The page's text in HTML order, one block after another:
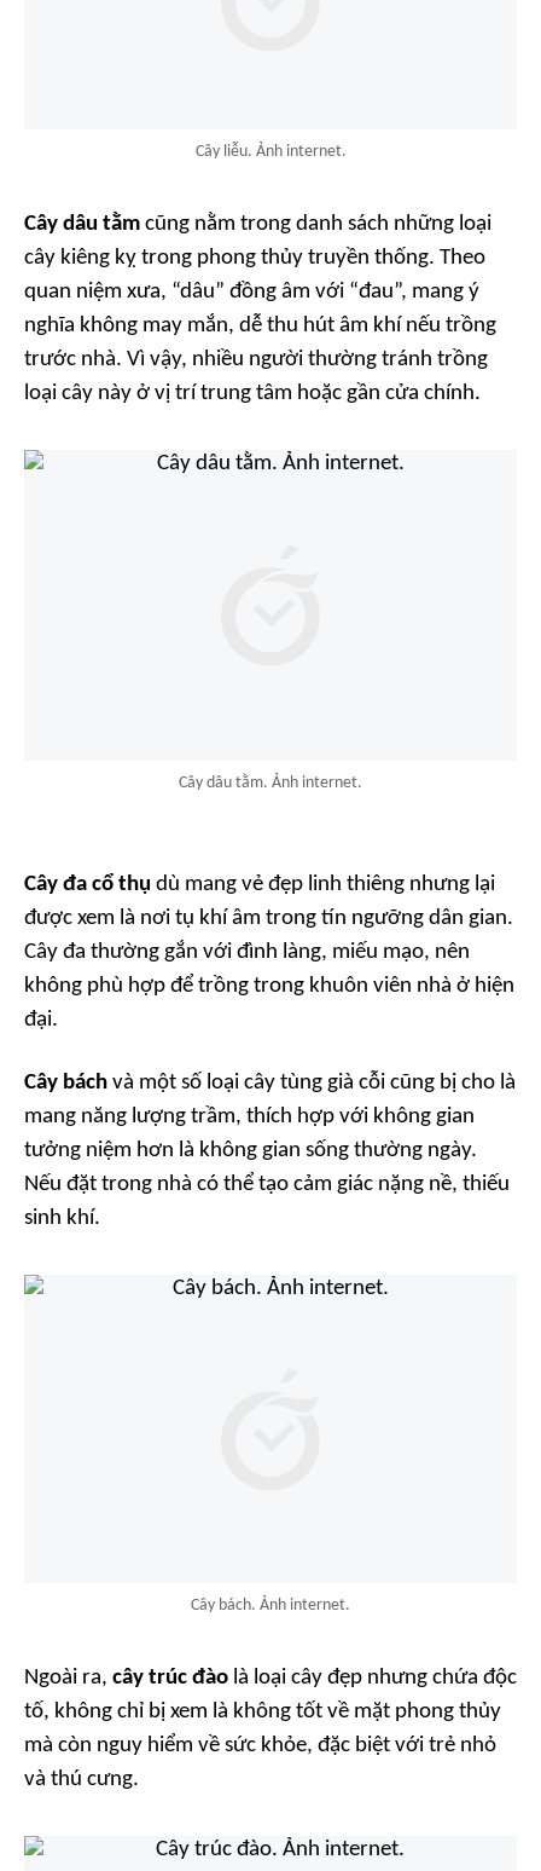
Cây liễu. Ảnh internet.
Cây dâu tằm cũng nằm trong danh sách những loại
cây kiêng kỵ trong phong thủy truyền thống. Theo
quan niệm xưa, “dâu” đồng âm với “đau”, mang ý
nghĩa không may mắn, dễ thu hút âm khí nếu trồng
trước nhà. Vì vậy, nhiều người thường tránh trồng
loại cây này ở vị trí trung tâm hoặc gần cửa chính.
Cây dâu tằm. Ảnh internet.
Cây đa cổ thụ dù mang vẻ đẹp linh thiêng nhưng lại
được xem là nơi tụ khí âm trong tín ngưỡng dân gian.
Cây đa thường gắn với đình làng, miếu mạo, nên
không phù hợp để trồng trong khuôn viên nhà ở hiện
đại.
Cây bách và một số loại cây tùng già cỗi cũng bị cho là
mang năng lượng trầm, thích hợp với không gian
tưởng niệm hơn là không gian sống thường ngày.
Nếu đặt trong nhà có thể tạo cảm giác nặng nề, thiếu
sinh khí.
Cây bách. Ảnh internet.
Ngoài ra, cây trúc đào là loại cây đẹp nhưng chứa độc
tố, không chỉ bị xem là không tốt về mặt phong thủy
mà còn nguy hiểm về sức khỏe, đặc biệt với trẻ nhỏ
và thú cưng.